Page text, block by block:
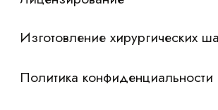
Я согласен сполитикой